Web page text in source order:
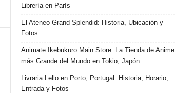
Librería en París
El Ateneo Grand Splendid: Historia, Ubicación y
Fotos
Animate Ikebukuro Main Store: La Tienda de Anime
más Grande del Mundo en Tokio, Japón
Livraria Lello en Porto, Portugal: Historia, Horario,
Entrada y Fotos